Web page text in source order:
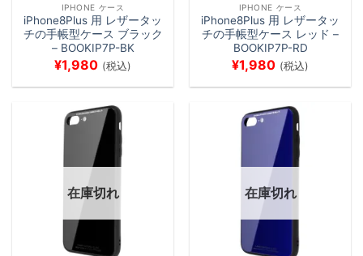
IPHONE ケース
iPhone8Plus 用 レザータッ
チの手帳型ケース ブラック
– BOOKIP7P-BK
¥1,980 (税込)
IPHONE ケース
iPhone8Plus 用 レザータッ
チの手帳型ケース レッド –
BOOKIP7P-RD
¥1,980 (税込)
在庫切れ 在庫切れ